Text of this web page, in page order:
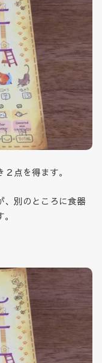
点を得ます。
、別のところに食器